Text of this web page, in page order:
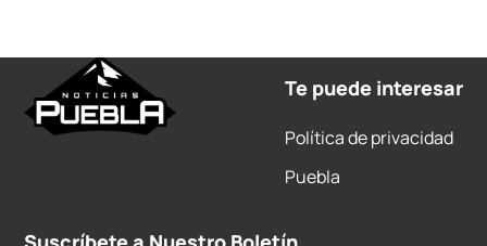
Te puede interesar
Política de privacidad
Puebla